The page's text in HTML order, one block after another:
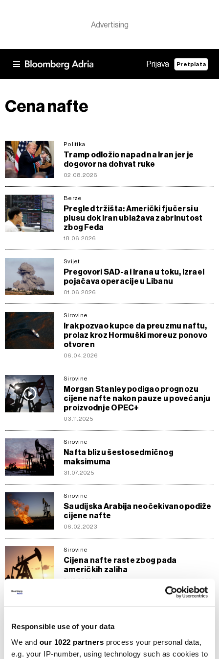
Responsible use of your data
We and our 1022 partners process your personal data,
e.g. your IP-number, using technology such as cookies to
Prijava Pretplata
Cena nafte
Politika
Tramp odložio napad na Iran jer je
dogovor na dohvat ruke
02.08.2026
Berze
Pregled tržišta: Američki fjučersi u
plusu dok Iran ublažava zabrinutost
zbog Feda
18.06.2026
Svijet
Pregovori SAD-a i Irana u toku, Izrael
pojačava operacije u Libanu
01.06.2026
Sirovine
Irak pozvao kupce da preuzmu naftu,
prolaz kroz Hormuški moreuz ponovo
otvoren
06.04.2026
Sirovine
Morgan Stanley podigao prognozu
cijene nafte nakon pauze u povećanju
proizvodnje OPEC+
03.11.2025
Sirovine
Nafta blizu šestosedmičnog
maksimuma
31.07.2025
Sirovine
Saudijska Arabija neočekivano podiže
cijene nafte
06.02.2023
Sirovine
Cijena nafte raste zbog pada
američkih zaliha
21.12.2022
i nakon pada američkih zaliha
Sirovine